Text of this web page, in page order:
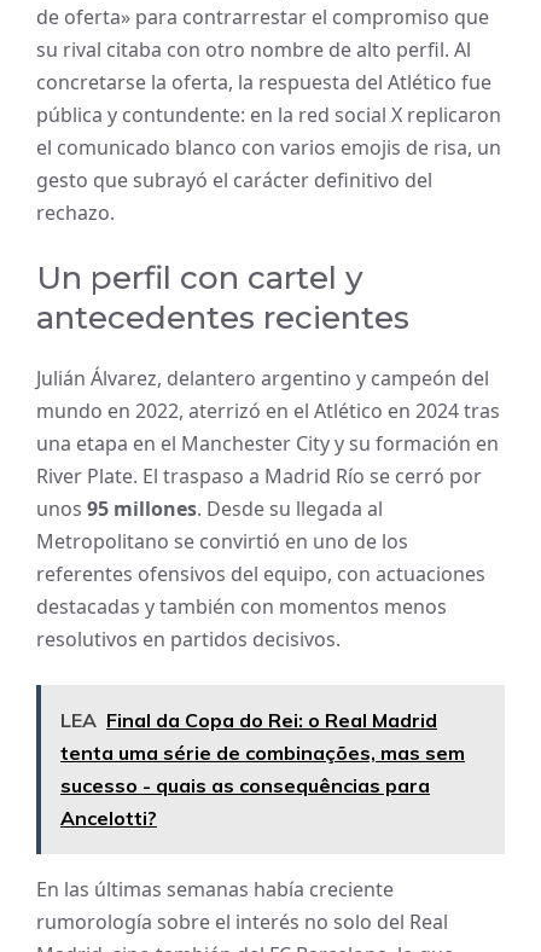
de oferta» para contrarrestar el compromiso que
su rival citaba con otro nombre de alto perfil. Al
concretarse la oferta, la respuesta del Atlético fue
pública y contundente: en la red social X replicaron
el comunicado blanco con varios emojis de risa, un
gesto que subrayó el carácter definitivo del
rechazo.
Un perfil con cartel y
antecedentes recientes
Julián Álvarez, delantero argentino y campeón del
mundo en 2022, aterrizó en el Atlético en 2024 tras
una etapa en el Manchester City y su formación en
River Plate. El traspaso a Madrid Río se cerró por
unos 95 millones. Desde su llegada al
Metropolitano se convirtió en uno de los
referentes ofensivos del equipo, con actuaciones
destacadas y también con momentos menos
resolutivos en partidos decisivos.
LEA Final da Copa do Rei: o Real Madrid
tenta uma série de combinações, mas sem
sucesso - quais as consequências para
Ancelotti?
En las últimas semanas había creciente
rumorología sobre el interés no solo del Real